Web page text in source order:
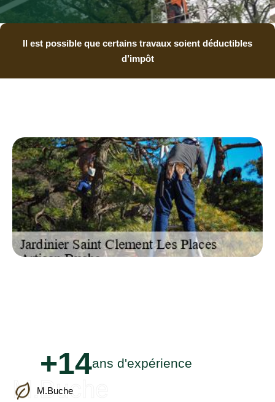
Il est possible que certains travaux soient déductibles
d’impôt
+14ans d'expérience
M.Buche
M.Buche